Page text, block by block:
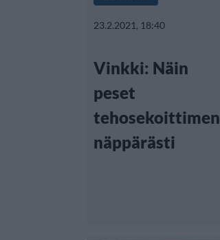
23.2.2021, 18:40
Vinkki: Näin
peset
tehosekoittimen
näppärästi